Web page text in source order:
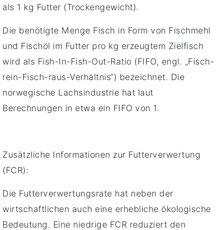
als 1 kg Futter (Trockengewicht).
Die benötigte Menge Fisch in Form von Fischmehl
und Fischöl im Futter pro kg erzeugtem Zielfisch
wird als Fish-In-Fish-Out-Ratio (FIFO, engl. „Fisch-
rein-Fisch-raus-Verhältnis“) bezeichnet. Die
norwegische Lachsindustrie hat laut
Berechnungen in etwa ein FIFO von 1.
Zusätzliche Informationen zur Futterverwertung
(FCR):
Die Futterverwertungsrate hat neben der
wirtschaftlichen auch eine erhebliche ökologische
Bedeutung. Eine niedrige FCR reduziert den